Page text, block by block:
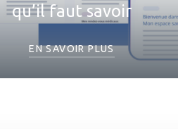
qu’il faut savoir
EN SAVOIR PLUS